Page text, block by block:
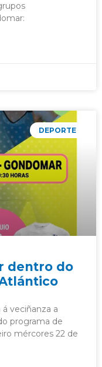
DEPORTE
dentro do
veciñanza a
programa de
mércores 22 de